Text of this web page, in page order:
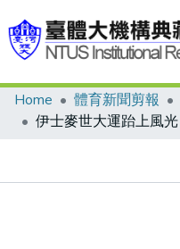
Communities & Collections
Home 體育新聞剪報